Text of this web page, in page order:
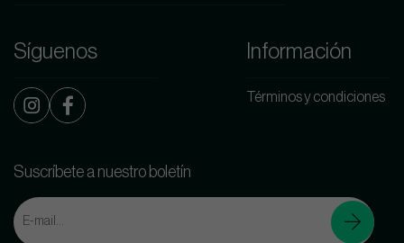
Síguenos Información
Términos y condiciones
Suscríbete a nuestro boletín